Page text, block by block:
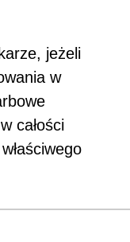
jeżeli
w
całości